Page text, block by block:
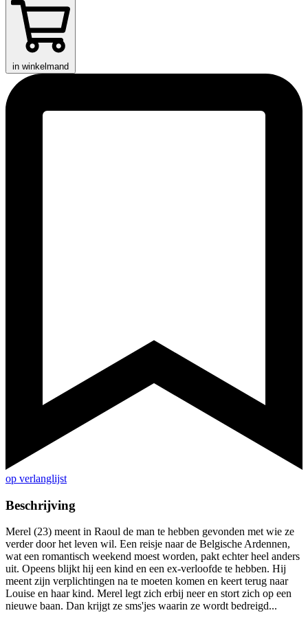
in winkelmand
op verlanglijst
Beschrijving
Merel (23) meent in Raoul de man te hebben gevonden met wie ze
verder door het leven wil. Een reisje naar de Belgische Ardennen,
wat een romantisch weekend moest worden, pakt echter heel anders
uit. Opeens blijkt hij een kind en een ex-verloofde te hebben. Hij
meent zijn verplichtingen na te moeten komen en keert terug naar
Louise en haar kind. Merel legt zich erbij neer en stort zich op een
nieuwe baan. Dan krijgt ze sms'jes waarin ze wordt bedreigd...